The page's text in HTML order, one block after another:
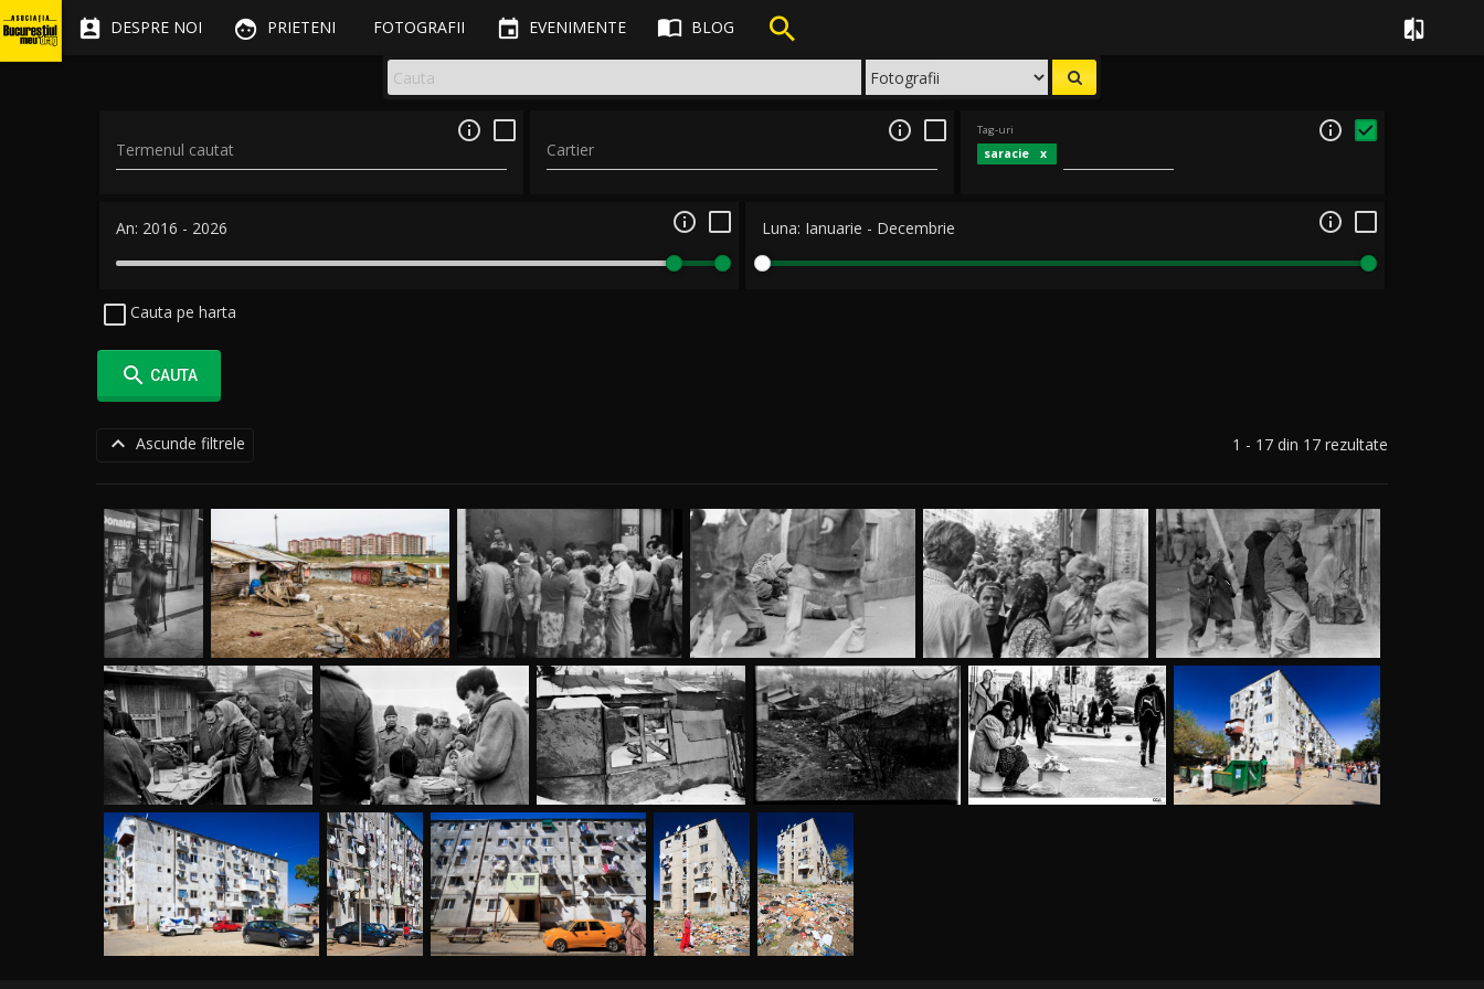
 DESPRE NOI  PRIETENI FOTOGRAFII  EVENIMENTE  BLOG  
Termenul cautat

Cartier

saracie
Tag-uri 
An: 2016 - 2026  Luna: Ianuarie - Decembrie 
Cauta pe harta
 CAUTA
 Ascunde filtrele 1 - 17 din 17 rezultate